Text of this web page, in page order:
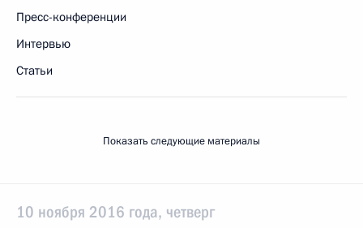
Пресс-конференции
Интервью
Статьи
Показать следующие материалы
10 ноября 2016 года, четверг